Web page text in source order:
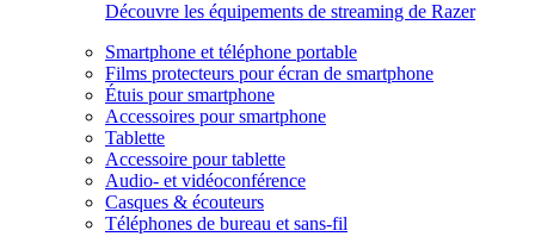
Découvre les équipements de streaming de Razer
Smartphone et téléphone portable
Films protecteurs pour écran de smartphone
Étuis pour smartphone
Accessoires pour smartphone
Tablette
Accessoire pour tablette
Audio- et vidéoconférence
Casques & écouteurs
Téléphones de bureau et sans-fil